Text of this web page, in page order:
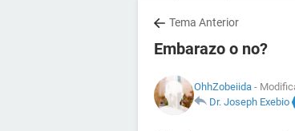
Tema Anterior
Embarazo o no?
OhhZobeiida -
Dr. Joseph Exebio